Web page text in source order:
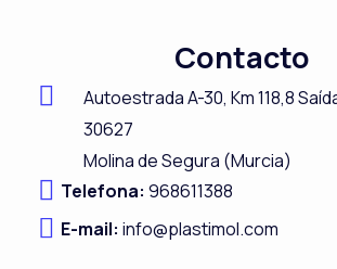
b
o
o
k
e
i
n
t
a
r
a
m
t
u
e
Contacto
Autoestrada A-30, Km 118,8
30627
Molina de Segura (Murcia)
Telefona:968611388
E-mail: info@plastimol.com